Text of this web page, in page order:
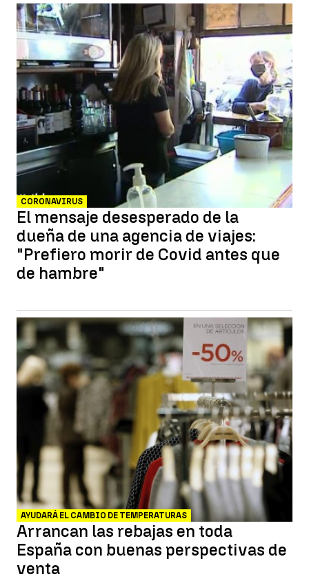
CORONAVIRUS
El mensaje desesperado de la
dueña de una agencia de viajes:
"Prefiero morir de Covid antes que
de hambre"
AYUDARÁ EL CAMBIO DE TEMPERATURAS
Arrancan las rebajas en toda
España con buenas perspectivas de
venta